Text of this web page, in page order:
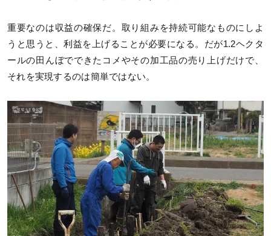
重要なのは収益の確保だ。取り組みを持続可能なものにしよ
うと思うと、利益を上げることが必要になる。だが1.2ヘクタ
ールの田んぼでできたコメやその加工品の売り上げだけで、
それを実現するのは簡単ではない。